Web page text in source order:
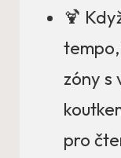
🍹
zóny s
pro